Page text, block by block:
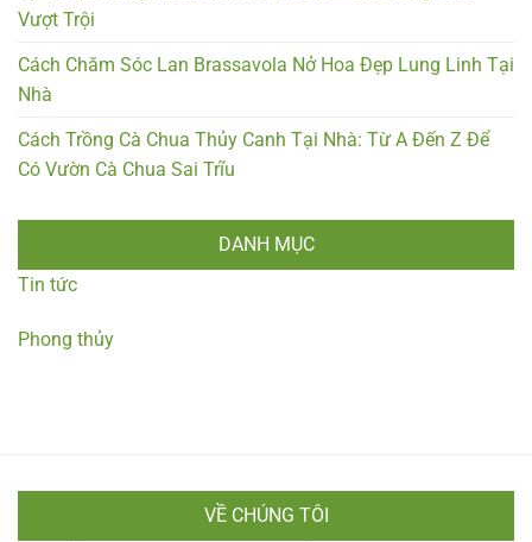
Vượt Trội
Cách Chăm Sóc Lan Brassavola Nở Hoa Đẹp Lung Linh Tại
Nhà
Cách Trồng Cà Chua Thủy Canh Tại Nhà: Từ A Đến Z Để
Có Vườn Cà Chua Sai Trĩu
DANH MỤC
Tin tức
Phong thủy
VỀ CHÚNG TÔI